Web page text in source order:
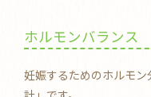
ホルモンバランス
妊娠するためのホルモ